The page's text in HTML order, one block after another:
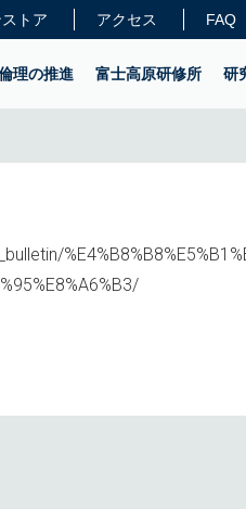
トア アクセス FAQ
理の推進 富士高原研修所 研